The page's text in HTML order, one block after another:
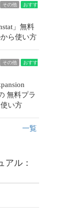
その他
おすす
」無料
ら使い方
その他
おすす
無料プラ
い方
一覧
アル：